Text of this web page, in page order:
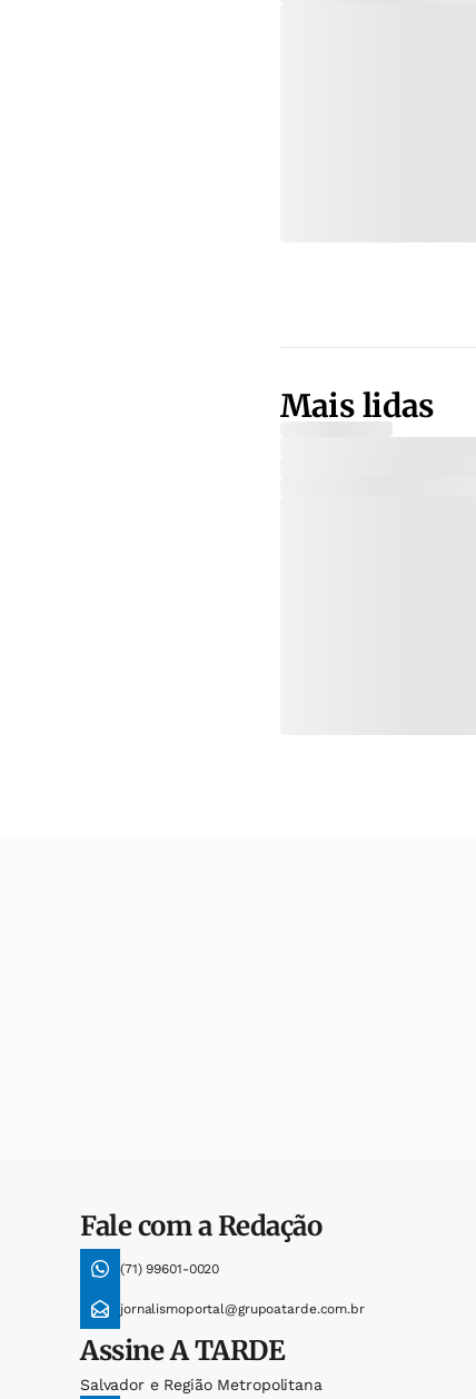
Mais lidas
Fale com a Redação
(71) 99601-0020
jornalismoportal@grupoatarde.com.br
AssineA TARDE
Salvador e Região Metropolitana